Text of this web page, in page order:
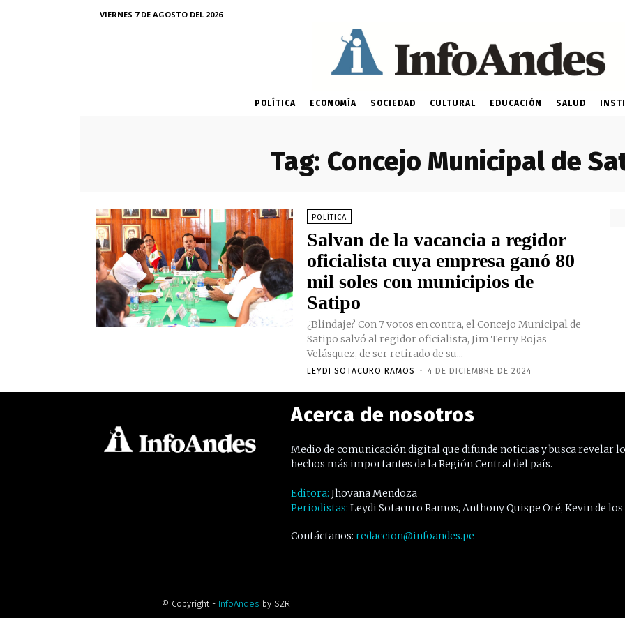
VIERNES 7 DE AGOSTO DEL 2026
POLÍTICA ECONOMÍA SOCIEDAD CULTURAL EDUCACIÓN SALUD
Tag: Concejo Municipal de
POLÍTICA
Salvan de la vacancia a regidor
oficialista cuya empresa ganó 80
mil soles con municipios de
Satipo
¿Blindaje? Con 7 votos en contra, el Concejo Municipal de
Satipo salvó al regidor oficialista, Jim Terry Rojas
Velásquez, de ser retirado de su...
LEYDI SOTACURO RAMOS - 4 DE DICIEMBRE DE 2024
Acerca de nosotros
Medio de comunicación digital que difunde noticias y busca revelar
hechos más importantes de la Región Central del país.
Editora: Jhovana Mendoza
Periodistas: Leydi Sotacuro Ramos, Anthony Quispe Oré, Kevin de los
Contáctanos: redaccion@infoandes.pe
© Copyright - InfoAndes by SZR